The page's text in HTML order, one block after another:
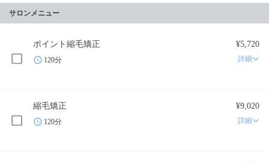
サロンメニュー
ポイント縮毛矯正 ¥5,720
120分 詳細
縮毛矯正 ¥9,020
120分 詳細